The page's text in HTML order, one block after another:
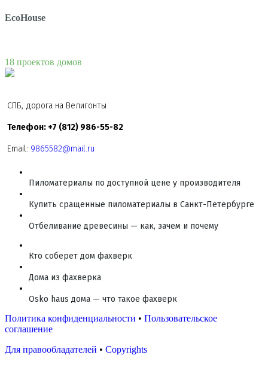
EcoHouse
18 проектов домов
СПБ, дорога на Велигонты
Телефон: +7 (812) 986-55-82
Email: 9865582@mail.ru
Пиломатериалы по доступной цене у производителя
Купить сращенные пиломатериалы в Санкт-Петербурге
Отбеливание древесины — как, зачем и почему
Кто соберет дом фахверк
Дома из фахверка
Osko haus дома — что такое фахверк
Политика конфиденциальности • Пользовательское
соглашение
Для правообладателей • Copyrights